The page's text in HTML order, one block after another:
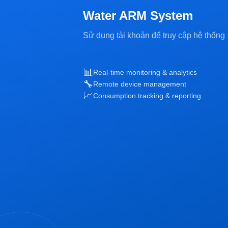
Water ARM System
Sử dụng tài khoản để truy cập hệ thống
📊 Real-time monitoring & analytics
🔧Remote device management
📈Consumption tracking & reporting